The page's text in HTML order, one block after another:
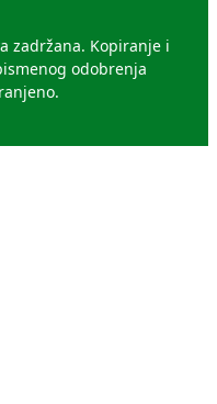
zadržana. Kopiranje i
odobrenja